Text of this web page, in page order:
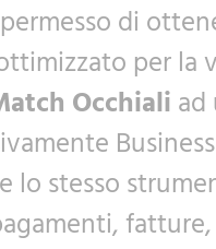
di
per la
Occhiali ad
lo stesso